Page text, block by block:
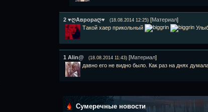
2 ♥ღАврораღ♥ (18.08.2014 12:25) [Материал]
Такой хаер прикольный
1 Alin@ (18.08.2014 11:43) [Материал]
давно его не видно было. Как раз на днях
Сумеречные новости